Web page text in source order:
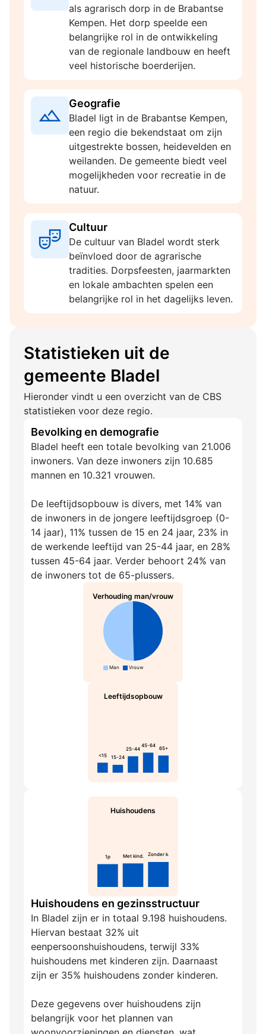
als agrarisch dorp in de Brabantse
Kempen. Het dorp speelde een
belangrijke rol in de ontwikkeling
van de regionale landbouw en heeft
veel historische boerderijen.
Geografie
Bladel ligt in de Brabantse Kempen,
een regio die bekendstaat om zijn
uitgestrekte bossen, heidevelden en
weilanden. De gemeente biedt veel
mogelijkheden voor recreatie in de
natuur.
Cultuur
De cultuur van Bladel wordt sterk
beïnvloed door de agrarische
tradities. Dorpsfeesten, jaarmarkten
en lokale ambachten spelen een
belangrijke rol in het dagelijks leven.
Statistieken uit de
gemeente Bladel
Hieronder vindt u een overzicht van de CBS
statistieken voor deze regio.
Bevolking en demografie
Bladel heeft een totale bevolking van 21.006
inwoners. Van deze inwoners zijn 10.685
mannen en 10.321 vrouwen.
De leeftijdsopbouw is divers, met 14% van
de inwoners in de jongere leeftijdsgroep (0-
14 jaar), 11% tussen de 15 en 24 jaar, 23% in
de werkende leeftijd van 25-44 jaar, en 28%
tussen 45-64 jaar. Verder behoort 24% van
de inwoners tot de 65-plussers.
Verhouding man/vrouw
Man Vrouw
Leeftijdsopbouw
<15 15-24
25-44
45-64 65+
Huishoudens
1p Met kind. Zonder k.
Huishoudens en gezinsstructuur
In Bladel zijn er in totaal 9.198 huishoudens.
Hiervan bestaat 32% uit
eenpersoonshuishoudens, terwijl 33%
huishoudens met kinderen zijn. Daarnaast
zijn er 35% huishoudens zonder kinderen.
Deze gegevens over huishoudens zijn
belangrijk voor het plannen van